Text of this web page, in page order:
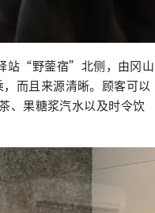
站“野蓥宿”北侧，由冈山
而且来源清晰。顾客可以
、果糖浆汽水以及时令饮